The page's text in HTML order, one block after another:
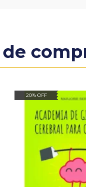
20% OFF